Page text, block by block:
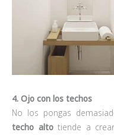
4. Ojo con los techos
No los pongas
techo altotiende a